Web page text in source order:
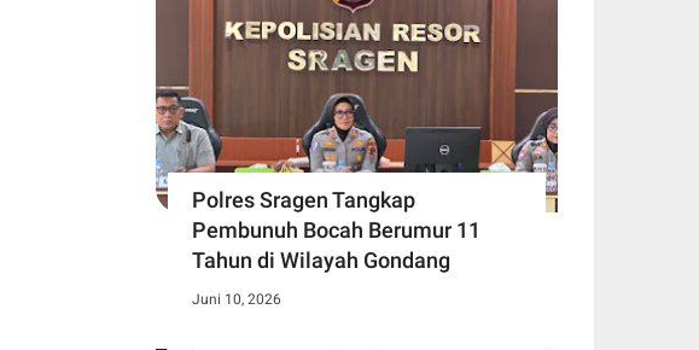
Polres Sragen Tangkap
Pembunuh Bocah Berumur 11
Tahun di Wilayah Gondang
Juni 10, 2026